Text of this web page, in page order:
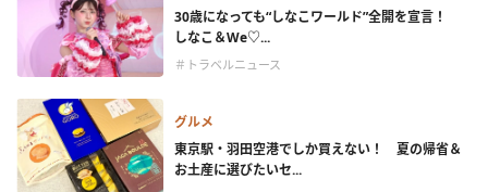
30歳になっても“しなこワールド”全開を宣言！
しなこ＆We♡...
＃トラベルニュース
グルメ
東京駅・羽田空港でしか買えない！ 夏の帰省＆
お土産に選びたいセ...